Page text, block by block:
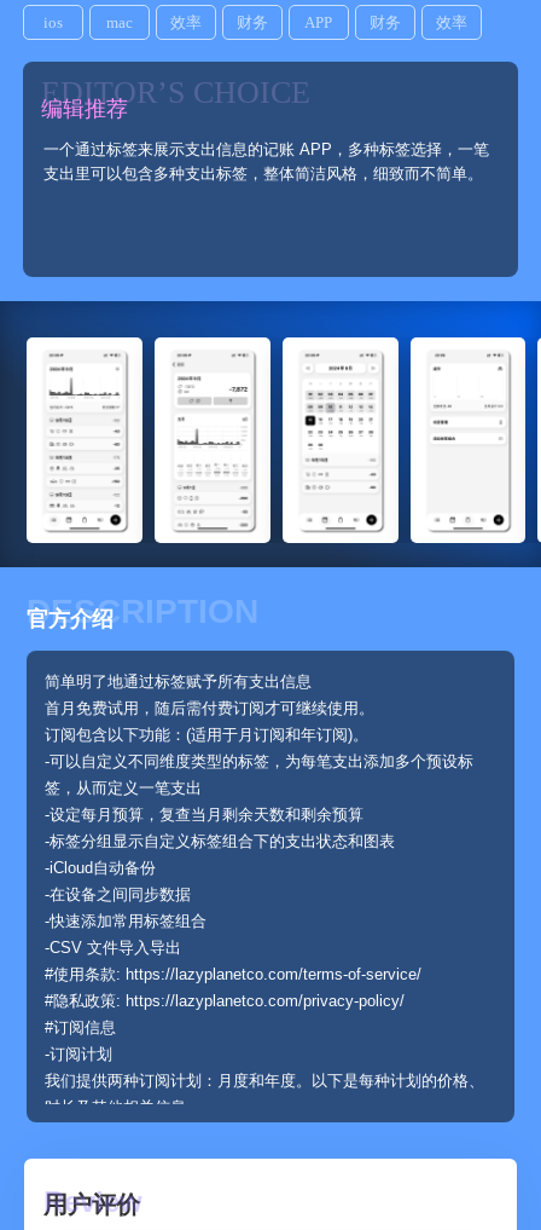
ios mac 效率 财务 APP 财务 效率
EDITOR’S CHOICE
编辑推荐
一个通过标签来展示支出信息的记账 APP，多种标签选择，一笔
支出里可以包含多种支出标签，整体简洁风格，细致而不简单。
DESCRIPTION
官方介绍
简单明了地通过标签赋予所有支出信息
首月免费试用，随后需付费订阅才可继续使用。
订阅包含以下功能：(适用于月订阅和年订阅)。
-可以自定义不同维度类型的标签，为每笔支出添加多个预设标
签，从而定义一笔支出
-设定每月预算，复查当月剩余天数和剩余预算
-标签分组显示自定义标签组合下的支出状态和图表
-iCloud自动备份
-在设备之间同步数据
-快速添加常用标签组合
-CSV 文件导入导出
#使用条款: https://lazyplanetco.com/terms-of-service/
#隐私政策: https://lazyplanetco.com/privacy-policy/
#订阅信息
-订阅计划
我们提供两种订阅计划：月度和年度。以下是每种计划的价格、
时长及其他相关信息：
价格：¥8
时长： 1 个月
账单周期： 每月账单，直到取消
用户评价